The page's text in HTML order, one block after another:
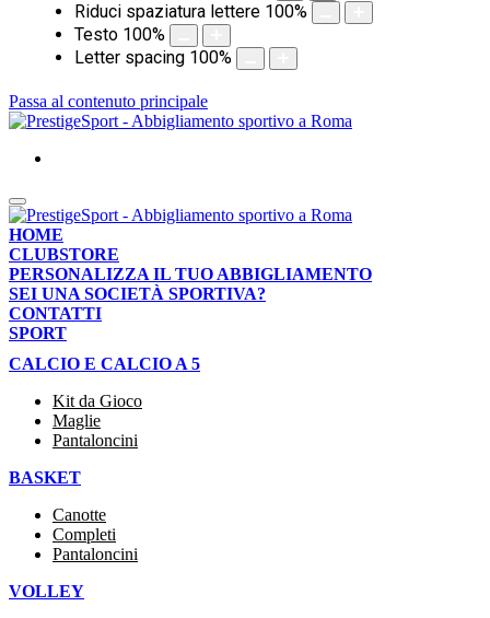
Riduci spaziatura lettere 100%
Testo 100%
Letter spacing 100%
Passa al contenuto principale
HOME
CLUBSTORE
PERSONALIZZA IL TUO ABBIGLIAMENTO
SEI UNA SOCIETÀ SPORTIVA?
CONTATTI
SPORT
CALCIO E CALCIO A 5
Kit da Gioco
Maglie
Pantaloncini
BASKET
Canotte
Completi
Pantaloncini
VOLLEY